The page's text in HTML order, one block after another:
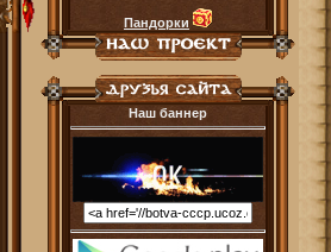
Пандорки
Наш баннер